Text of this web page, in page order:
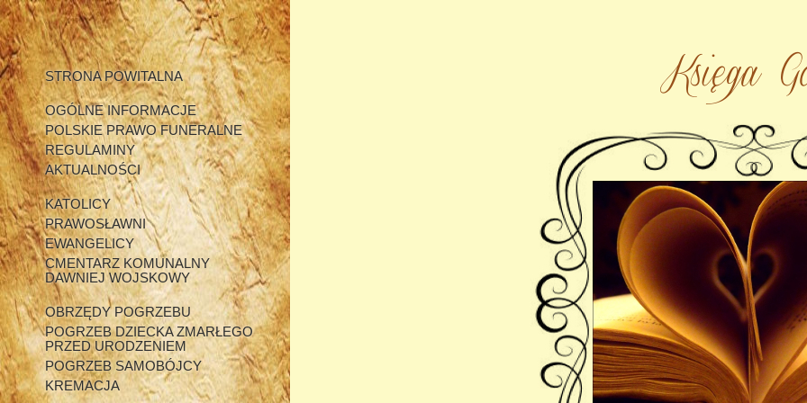
STRONA POWITALNA
OGÓLNE INFORMACJE
POLSKIE PRAWO FUNERALNE
REGULAMINY
AKTUALNOŚCI
KATOLICY
PRAWOSŁAWNI
EWANGELICY
CMENTARZ KOMUNALNY
DAWNIEJ WOJSKOWY
OBRZĘDY POGRZEBU
POGRZEB DZIECKA ZMARŁEGO
PRZED URODZENIEM
POGRZEB SAMOBÓJCY
KREMACJA
Księga